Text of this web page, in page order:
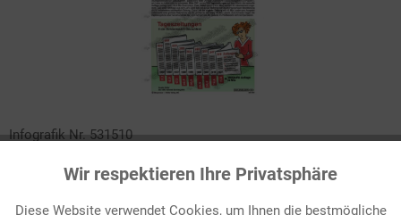
Infografik Nr. 531510
Das ZAHLENBILD beleuchtet die bewegte Geschichte der
Funktionale Aktiv
Wir respektieren Ihre Privatsphäre
Diese Website verwendet Cookies, um Ihnen die bestmögliche